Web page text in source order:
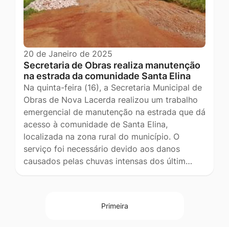
20 de Janeiro de 2025
Secretaria de Obras realiza manutenção
na estrada da comunidade Santa Elina
Na quinta-feira (16), a Secretaria Municipal de
Obras de Nova Lacerda realizou um trabalho
emergencial de manutenção na estrada que dá
acesso à comunidade de Santa Elina,
localizada na zona rural do município. O
serviço foi necessário devido aos danos
causados pelas chuvas intensas dos últim…
Primeira